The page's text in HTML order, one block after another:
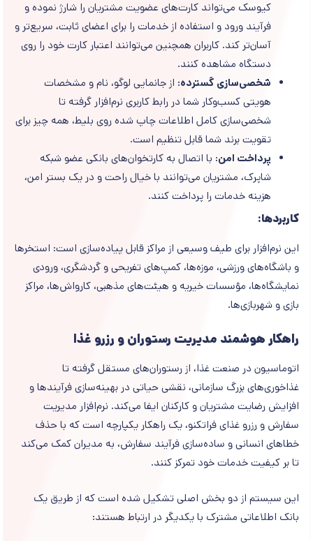
کیوسک می‌تواند کارت‌های عضویت مشتریان را شارژ نموده و
فرآیند ورود و استفاده از خدمات را برای اعضای ثابت، سریع‌تر و
آسان‌تر کند. کاربران همچنین می‌توانند اعتبار کارت خود را روی
دستگاه مشاهده کنند.
شخصی‌سازی گسترده: از جانمایی لوگو، نام و مشخصات
هویتی کسب‌وکار شما در رابط کاربری نرم‌افزار گرفته تا
شخصی‌سازی کامل اطلاعات چاپ شده روی بلیط، همه چیز برای
تقویت برند شما قابل تنظیم است.
پرداخت امن: با اتصال به کارتخوان‌های بانکی عضو شبکه
شاپرک، مشتریان می‌توانند با خیال راحت و در یک بستر امن،
هزینه خدمات را پرداخت کنند.
کاربردها:
این نرم‌افزار برای طیف وسیعی از مراکز قابل پیاده‌سازی است: استخرها
و باشگاه‌های ورزشی، موزه‌ها، کمپ‌های تفریحی و گردشگری، ورودی
نمایشگاه‌ها، مؤسسات خیریه و هیئت‌های مذهبی، کارواش‌ها، مراکز
بازی و شهربازی‌ها.
راهکار هوشمند مدیریت رستوران و رزرو غذا
اتوماسیون در صنعت غذا، از رستوران‌های مستقل گرفته تا
غذاخوری‌های بزرگ سازمانی، نقشی حیاتی در بهینه‌سازی فرآیندها و
افزایش رضایت مشتریان و کارکنان ایفا می‌کند. نرم‌افزار مدیریت
سفارش و رزرو غذای فراتکنو، یک راهکار یکپارچه است که با حذف
خطاهای انسانی و ساده‌سازی فرآیند سفارش، به مدیران کمک می‌کند
تا بر کیفیت خدمات خود تمرکز کنند.
این سیستم از دو بخش اصلی تشکیل شده است که از طریق یک
بانک اطلاعاتی مشترک با یکدیگر در ارتباط هستند: